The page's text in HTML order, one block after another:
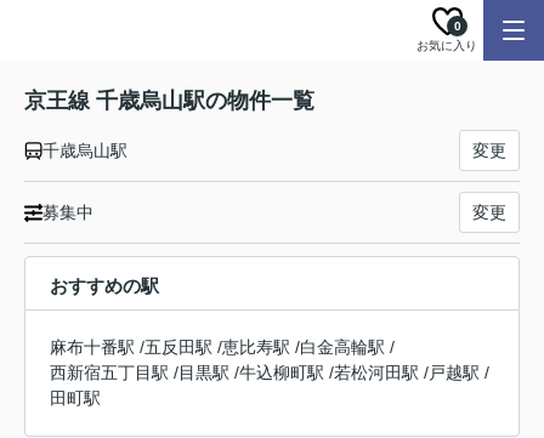
お気に入り
0
京王線 千歳烏山駅の物件一覧
千歳烏山駅 変更
募集中 変更
おすすめの駅
麻布十番駅 /五反田駅 /恵比寿駅 /白金高輪駅 /
西新宿五丁目駅 /目黒駅 /牛込柳町駅 /若松河田駅 /戸越駅 /
田町駅